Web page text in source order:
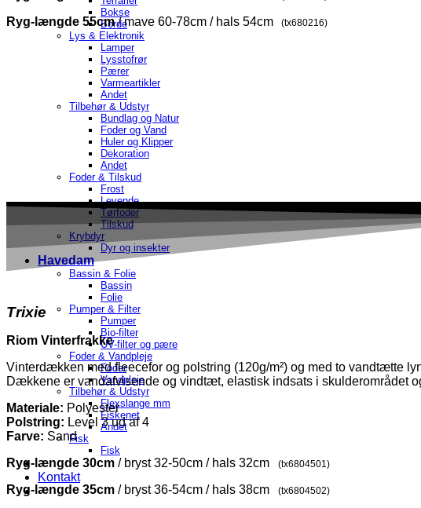
Bokse
Borde
Lys & Elektronik
Lamper
Lysstofrør
Pærer
Varmeartikler
Andet
Tilbehør & Udstyr
Bundlag og Natur
Foder og Vand
Huler og Klipper
Dekoration
Andet
Foder & Tilskud
Frost
Levende
Tørfoder
Tilskud
Krybdyr
Dyr og insekter
Havedam
Bassin & Folie
Bassin
Folie
Pumper & Filter
Pumper
Bio-filter
UV-filter og pære
Foder & Vandpleje
Foder
Vandpleje
Tilbehør & Udstyr
Flexslange mm
Fiskenet
Andet
Fisk
Fisk
Kontakt
Ryg-længde 55cm/ mave 60-78cm / hals 54cm (tx680216)
Trixie
Riom Vinterfrakke
Vinterdækken med fleecefor og polstring (120g/m²) og med to vandtætte
Dækkene er vandafvisende og vindtæt, elastisk indsats i skulderområdet
Materiale: Polyester
Polstring: Level 3 ud af 4
Farve: Sand
Ryg-længde 30cm / bryst 32-50cm / hals 32cm (tx6804501)
Ryg-længde 35cm / bryst 36-54cm / hals 38cm (tx6804502)